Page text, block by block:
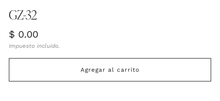
GZ-32
Precio
habitual
$ 0.00
Impuesto incluido.
Agregar al carrito